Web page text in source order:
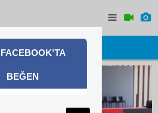
FACEBOOK'TA
BEĞEN